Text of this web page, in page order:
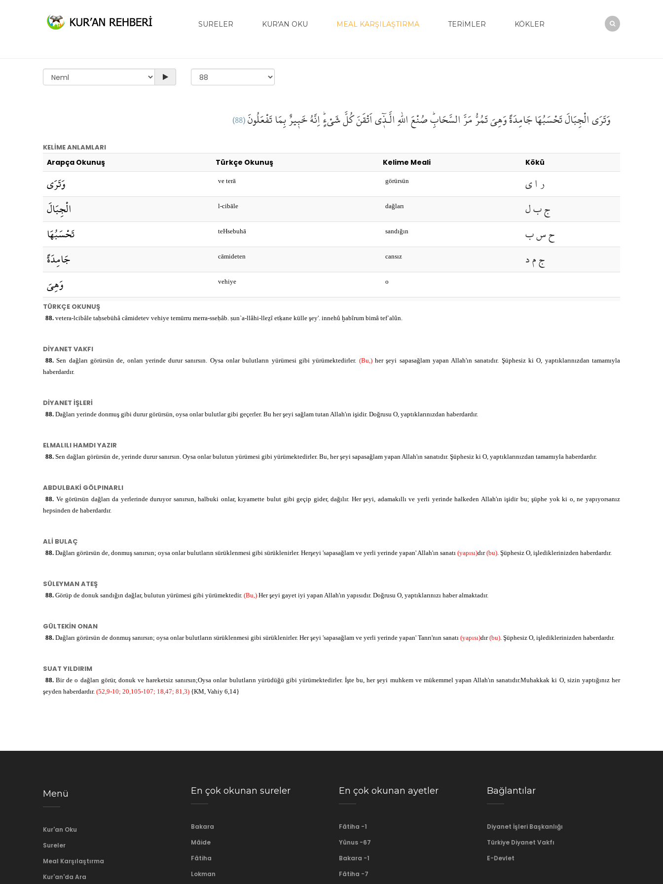
SURELER KUR'AN OKU MEAL KARŞILAŞTIRMA TERİMLER KÖKLER
وَتَرَىالْجِبَالَتَحْسَبُهَاجَامِدَةًوَهِيَ تَمُرُّمَرَّ السَّحَابِۜصُنْعَاللّٰهِالَّـذ۪ٓي اَتْقَنَكُلَّ شَيْءٍۜاِنَّهُخَب۪يرٌبِمَا تَفْعَلُونَ(88)
KELİME ANLAMLARI
Arapça Okunuş Türkçe Okunuş Kelime Meali Kökü
وَتَرَى ve terā görürsün
ر ا ي
الْجِبَالَ
l-cibāle dağları
ج ب ل
تَحْسَبُهَا
teHsebuhā sandığın
ح س ب
جَامِدَةً
cāmideten cansız
ج م د
وَهِيَ
vehiye o
تَمُرُّ
السَّحَابِ
s-seHābi bulutun
س ح ب
اللَّهِ
أَتْقَنَ etḳane gayet iyi yapan
ت ق ن
كُلَّ
شَيْءٍ
إِنَّهُ
خَبِيرٌ haber almaktadır
خ ب ر
بِمَا
TÜRKÇE OKUNUŞ
88. vetera-lcibâle taḥsebühâ câmidetev vehiye temürru merra-sseḥâb. ṣun`a-llâhi-lleẕî etḳane külle şey'. innehû ḫabîrum bimâ tef`alûn.
DİYANET VAKFI
88.Sen dağları görürsün de, onları yerinde durur sanırsın. Oysa onlar bulutların yürümesi gibi yürümektedirler. (Bu,)her şeyi sapasağlam yapan Allah'ın sanatıdır. Şüphesiz ki O, yaptıklarınızdan tamamıyla
haberdardır.
DİYANET İŞLERİ
88. Dağları yerinde donmuş gibi durur görürsün, oysa onlar bulutlar gibi geçerler. Bu her şeyi sağlam tutan Allah'ın işidir. Doğrusu O, yaptıklarınızdan haberdardır.
ELMALILI HAMDI YAZIR
88. Sen dağları görürsün de, yerinde durur sanırsın. Oysa onlar bulutun yürümesi gibi yürümektedirler. Bu, her şeyi sapasağlam yapan Allah'ın sanatıdır. Şüphesiz ki O, yaptıklarınızdan tamamıyla haberdardır.
ABDULBAKİ GÖLPINARLI
88. Ve görürsün dağları da yerlerinde duruyor sanırsın, halbuki onlar, kıyamette bulut gibi geçip gider, dağılır. Her şeyi, adamakıllı ve yerli yerinde halkeden Allah'ın işidir bu; şüphe yok ki o, ne yapıyorsanız
hepsinden de haberdardır.
ALİ BULAÇ
88. Dağları görürsün de, donmuş sanırsın; oysa onlar bulutların sürüklenmesi gibi sürüklenirler. Herşeyi 'sapasağlam ve yerli yerinde yapan' Allah'ın sanatı (yapısı)dır(bu). Şüphesiz O, işlediklerinizden haberdardır.
SÜLEYMAN ATEŞ
88. Görüp de donuk sandığın dağlar, bulutun yürümesi gibi yürümektedir. (Bu,) Her şeyi gayet iyi yapan Allah'ın yapısıdır. Doğrusu O, yaptıklarınızı haber almaktadır.
GÜLTEKİN ONAN
88. Dağları görürsün de donmuş sanırsın; oysa onlar bulutların sürüklenmesi gibi sürüklenirler. Her şeyi 'sapasağlam ve yerli yerinde yapan' Tanrı'nın sanatı (yapısı)dır(bu). Şüphesiz O, işlediklerinizden haberdardır.
SUAT YILDIRIM
88.Bir de o dağları görür, donuk ve hareketsiz sanırsın;Oysa onlar bulutların yürüdüğü gibi yürümektedirler. İşte bu, her şeyi muhkem ve mükemmel yapan Allah'ın sanatıdır.Muhakkak ki O, sizin yaptığınız her
şeyden haberdardır. (52,9-10; 20,105-107; 18,47; 81,3) {KM, Vahiy 6,14}
Menü
Kur'an Oku
Sureler
Meal Karşılaştırma
Kur'an'da Ara
En çok okunan sureler
Bakara
Mâide
Fâtiha
Lokman
En çok okunan ayetler
Fâtiha -1
Yûnus -67
Bakara -1
Fâtiha -7
Bağlantılar
Diyanet İşleri Başkanlığı
Türkiye Diyanet Vakfı
E-Devlet